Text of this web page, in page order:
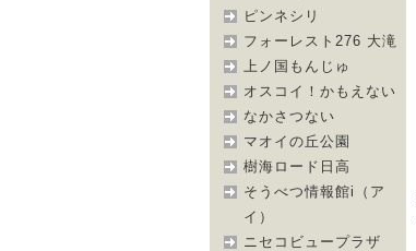
ピンネシリ
フォーレスト276 大滝
上ノ国もんじゅ
オスコイ！かもえない
なかさつない
マオイの丘公園
樹海ロード日高
そうべつ情報館i（ア
イ）
ニセコビュープラザ